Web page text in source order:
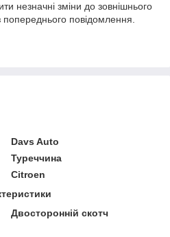
незначні зміни до зовнішнього
попереднього повідомлення.
Davs Auto
Туреччина
Citroen
Двосторонній скотч